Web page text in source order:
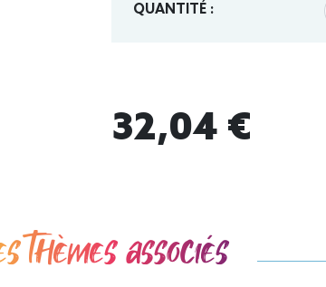
QUANTITÉ :
32,04 €
thèmes associés